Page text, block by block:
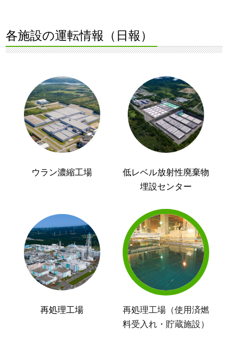
各施設の運転情報（日報）
ウラン濃縮工場
低レベル放射性廃棄物
埋設センター
再処理工場
再処理工場（使用済燃
料受入れ・貯蔵施設）